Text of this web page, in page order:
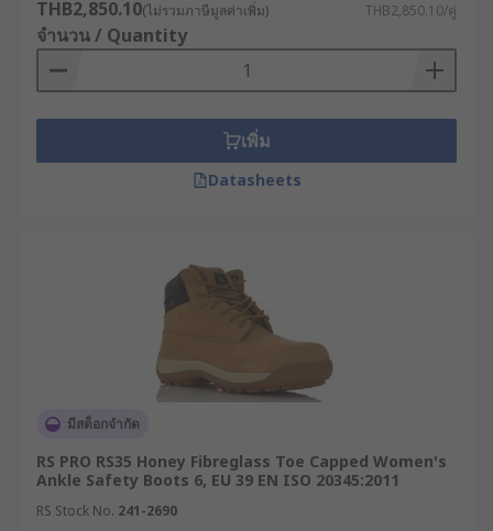
โครงสร้างที่แข็งแรงช่วยรองรับการใช้งานต่อเนื่องได้ดี
ในระยะยาว
3. รองเท้าบูทยางเซฟตี้ กันน้ำ และทน
ต่อสารเคมี
สำหรับพื้นที่เปียกชื้นหรือมีการสัมผัสสารเคมี เช่น
ยางหัวเหล็กที่ผลิตจาก PVC หรือยางสังเคราะห์คุณภาพ
สูง มีคุณสมบัติกันน้ำ ทนต่อกรด ด่าง และน้ำมันบาง
ประเภท พื้นรองเท้าออกแบบให้กันลื่น ลดความเสี่ยง
จากอุบัติเหตุในพื้นที่เปียก รองเท้าบูทยางมีความเหมาะ
สมอย่างยิ่งในพื้นที่ทำงานที่มาตรฐานด้านสุขอนามัย
กำหนดให้ต้องสามารถล้างทำความสะอาดได้ง่าย และ
ทนต่อสารปนเปื้อนได้ดี
4. รองเท้าเซฟตี้เฉพาะทาง สำหรับ
ห้องปฏิบัติการและงานพิเศษ
THB2,850.10(ไม่รวมภาษีมูลค่าเพิ่ม) THB2,850.10/คู่
จำนวน / Quantity
เพิ่ม
Datasheets
มีสต็อกจำกัด
RS PRO RS35 Honey Fibreglass Toe Capped Women's
Ankle Safety Boots 6, EU 39 EN ISO 20345:2011
RS Stock No. 241-2690